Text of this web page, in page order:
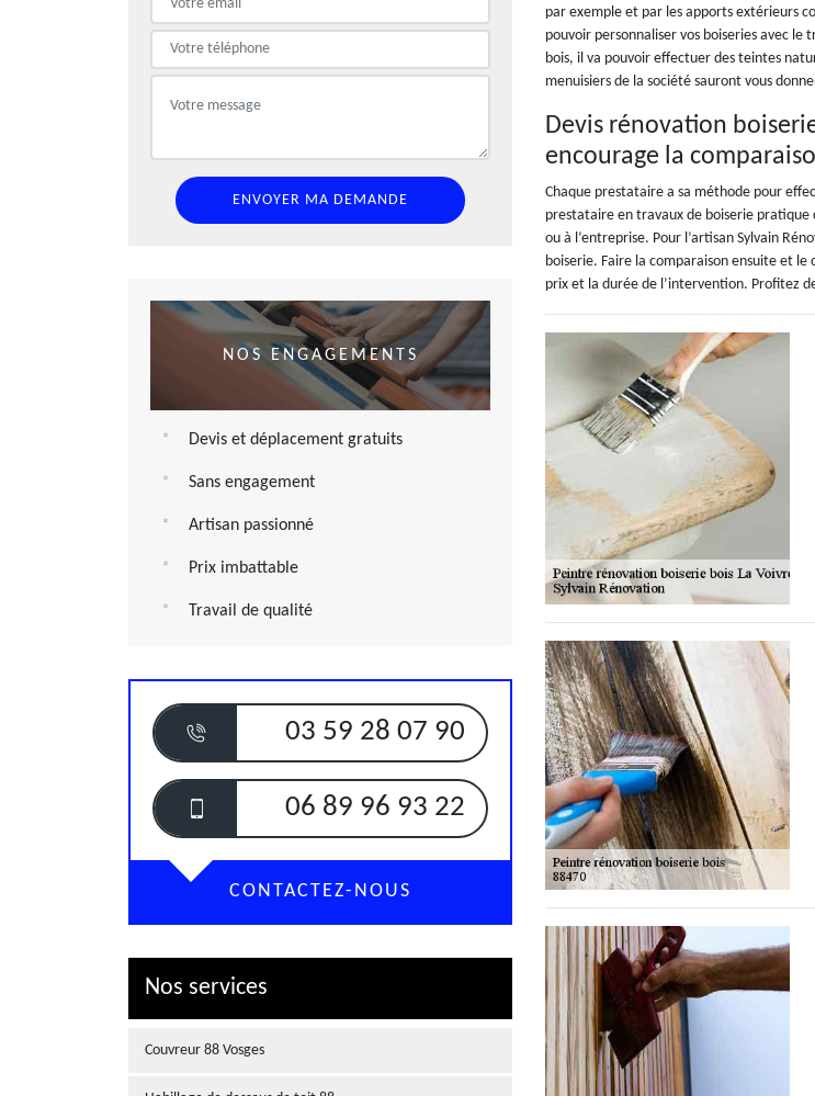
NOS ENGAGEMENTS
Devis et déplacement gratuits
Sans engagement
Artisan passionné
Prix imbattable
Travail de qualité
03 59 28 07 90
06 89 96 93 22
CONTACTEZ-NOUS
Nos services
Couvreur 88 Vosges
par exemple et par les apports extérieurs
pouvoir personnaliser vos boiseries avec le
bois, il va pouvoir effectuer des teintes
menuisiers de la société sauront vous
Devis rénovation
encourage la
Chaque prestataire a sa méthode pour
prestataire en travaux de boiserie pratique
ou à l’entreprise. Pour l’artisan Sylvain
boiserie. Faire la comparaison ensuite et
prix et la durée de l’intervention. Profitez